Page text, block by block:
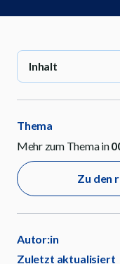
Inhalt
Thema
Mehr zum Thema in
Zu den
Autor:in
Zuletzt aktualisiert